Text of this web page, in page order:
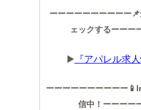
ーーーーーーーーーー
ェックするーーー
▶️ 『アパレル求
ーーーーーーーーーー
信中！ーーーー